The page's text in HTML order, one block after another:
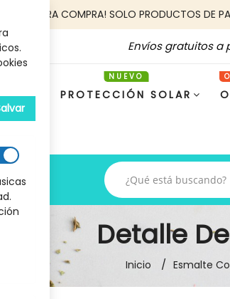
TU PRIMERA COMPRA! SOLO PRODUCTOS DE
Envíos gratuitos a
PROTECCIÓN SOLAR
Detalle
Inicio Esmalte